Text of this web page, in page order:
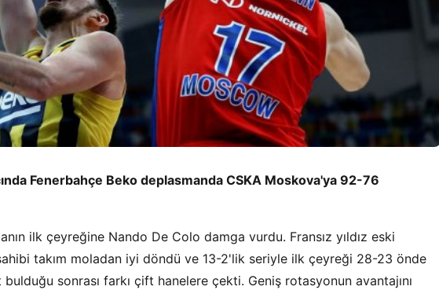
Fenerbahçe Beko deplasmanda CSKA Moskova'ya 92-76
ilk çeyreğine Nando De Colo damga vurdu. Fransız yıldız eski
takım moladan iyi döndü ve 13-2'lik seriyle ilk çeyreği 28-23 önde
sonrası farkı çift hanelere çekti. Geniş rotasyonun avantajını